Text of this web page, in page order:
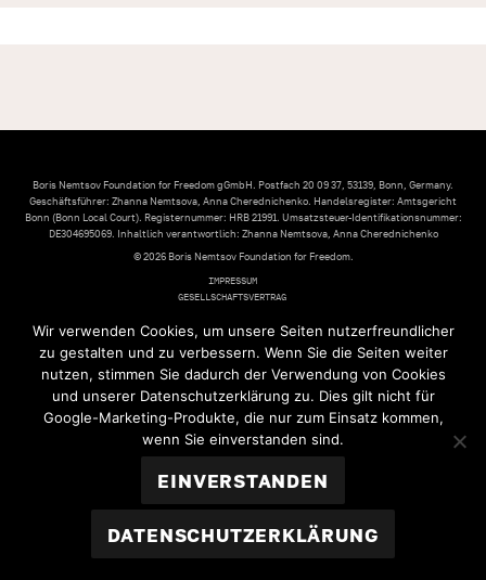
Boris Nemtsov Foundation for Freedom gGmbH. Postfach 20 09 37, 53139, Bonn, Germany.
Geschäftsführer: Zhanna Nemtsova, Anna Cherednichenko. Handelsregister: Amtsgericht
Bonn (Bonn Local Court). Registernummer: HRB 21991. Umsatzsteuer-Identifikationsnummer:
DE304695069. Inhaltlich verantwortlich: Zhanna Nemtsova, Anna Cherednichenko
© 2026 Boris Nemtsov Foundation for Freedom.
IMPRESSUM
GESELLSCHAFTSVERTRAG
Wir verwenden Cookies, um unsere Seiten nutzerfreundlicher
zu gestalten und zu verbessern. Wenn Sie die Seiten weiter
nutzen, stimmen Sie dadurch der Verwendung von Cookies
und unserer Datenschutzerklärung zu. Dies gilt nicht für
Google-Marketing-Produkte, die nur zum Einsatz kommen,
wenn Sie einverstanden sind.
EINVERSTANDEN
DATENSCHUTZERKLÄRUNG